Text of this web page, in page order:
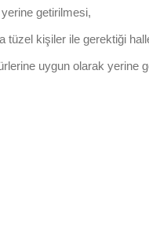
getirilmesi,
kişiler ile gerektiği
uygun olarak yerine